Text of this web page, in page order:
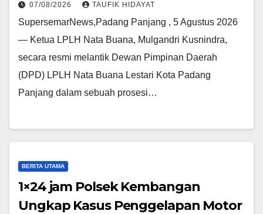
07/08/2026 TAUFIK HIDAYAT
SupersemarNews,Padang Panjang , 5 Agustus 2026
— Ketua LPLH Nata Buana, Mulgandri Kusnindra,
secara resmi melantik Dewan Pimpinan Daerah
(DPD) LPLH Nata Buana Lestari Kota Padang
Panjang dalam sebuah prosesi…
BERITA UTAMA
1×24 jam Polsek Kembangan
Ungkap Kasus Penggelapan Motor